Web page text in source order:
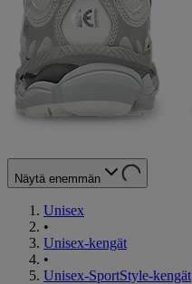
Näytä enemmän
Unisex
•
Unisex-kengät
•
Unisex-SportStyle-kengät